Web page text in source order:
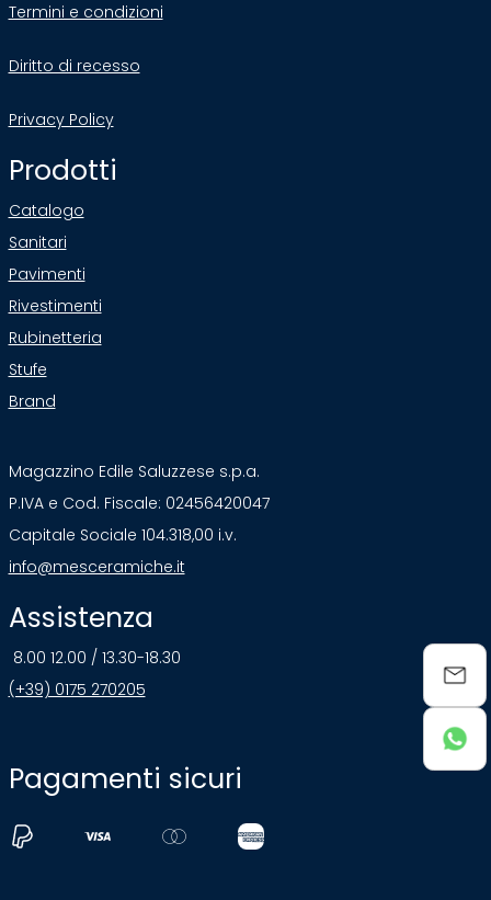
Termini e condizioni
Diritto di recesso
Privacy Policy
Prodotti
Catalogo
Sanitari
Pavimenti
Rivestimenti
Rubinetteria
Stufe
Brand
Magazzino Edile Saluzzese s.p.a.
P.IVA e Cod. Fiscale: 02456420047
Capitale Sociale 104.318,00 i.v.
info@mesceramiche.it
Assistenza
8.00 12.00 / 13.30-18.30
(+39) 0175 270205
Pagamenti sicuri